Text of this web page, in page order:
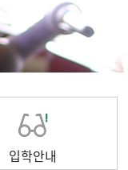
입학안내